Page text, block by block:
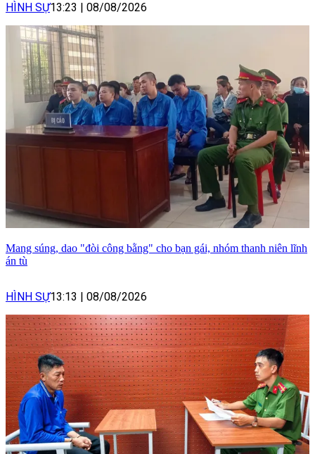
HÌNH SỰ13:23 | 08/08/2026
Mang súng, dao "đòi công bằng" cho bạn gái, nhóm thanh niên lĩnh
án tù
HÌNH SỰ13:13 | 08/08/2026